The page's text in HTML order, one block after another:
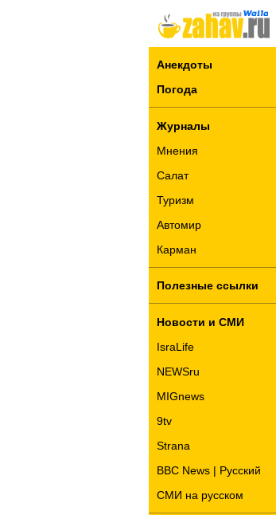
Анекдоты
Погода
Журналы
Мнения
Салат
Туризм
Автомир
Карман
Полезные ссылки
Новости и СМИ
IsraLife
NEWSru
MIGnews
9tv
Strana
BBC News | Русский
СМИ на русском